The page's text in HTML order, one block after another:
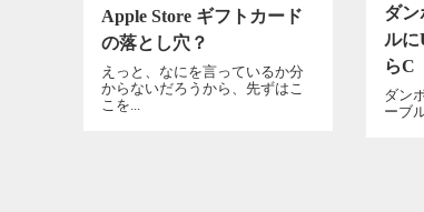
Apple Store ギフトカード
の落とし穴？
えっと、なにを言っているか分
からないだろうから、先ずはこ
こを...
ダン
ルに
らC
ダン
ーブ